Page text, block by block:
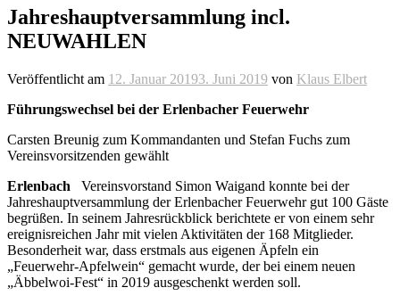
Jahreshauptversammlung incl.
NEUWAHLEN
Veröffentlicht am 12. Januar 20193. Juni 2019 von Klaus Elbert
Führungswechsel bei der Erlenbacher Feuerwehr
Carsten Breunig zum Kommandanten und Stefan Fuchs zum
Vereinsvorsitzenden gewählt
Erlenbach Vereinsvorstand Simon Waigand konnte bei der
Jahreshauptversammlung der Erlenbacher Feuerwehr gut 100 Gäste
begrüßen. In seinem Jahresrückblick berichtete er von einem sehr
ereignisreichen Jahr mit vielen Aktivitäten der 168 Mitglieder.
Besonderheit war, dass erstmals aus eigenen Äpfeln ein
„Feuerwehr-Apfelwein“ gemacht wurde, der bei einem neuen
„Äbbelwoi-Fest“ in 2019 ausgeschenkt werden soll.